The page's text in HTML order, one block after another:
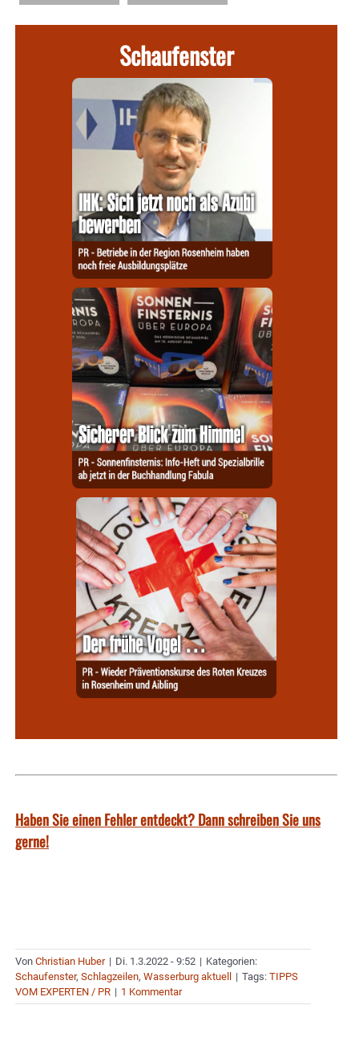
Schaufenster
Haben Sie einen Fehler entdeckt? Dann schreiben Sie uns
gerne!
Von Christian Huber | Di. 1.3.2022 - 9:52 | Kategorien:
Schaufenster, Schlagzeilen, Wasserburg aktuell | Tags: TIPPS
VOM EXPERTEN / PR | 1 Kommentar